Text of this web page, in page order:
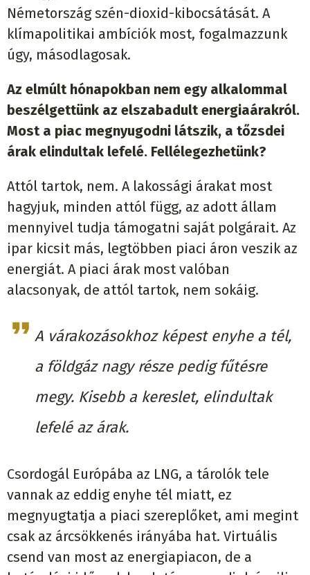
Németország szén-dioxid-kibocsátását. A
klímapolitikai ambíciók most, fogalmazzunk
úgy, másodlagosak.
Az elmúlt hónapokban nem egy alkalommal
beszélgettünk az elszabadult energiaárakról.
Most a piac megnyugodni látszik, a tőzsdei
árak elindultak lefelé. Fellélegezhetünk?
Attól tartok, nem. A lakossági árakat most
hagyjuk, minden attól függ, az adott állam
mennyivel tudja támogatni saját polgárait. Az
ipar kicsit más, legtöbben piaci áron veszik az
energiát. A piaci árak most valóban
alacsonyak, de attól tartok, nem sokáig.
A várakozásokhoz képest enyhe a tél,
a földgáz nagy része pedig fűtésre
megy. Kisebb a kereslet, elindultak
lefelé az árak.
Csordogál Európába az LNG, a tárolók tele
vannak az eddig enyhe tél miatt, ez
megnyugtatja a piaci szereplőket, ami megint
csak az árcsökkenés irányába hat. Virtuális
csend van most az energiapiacon, de a